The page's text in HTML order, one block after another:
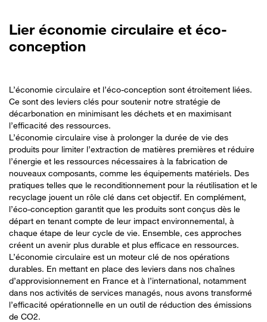
Lier économie circulaire et éco-
conception
L’économie circulaire et l’éco-conception sont étroitement liées.
Ce sont des leviers clés pour soutenir notre stratégie de
décarbonation en minimisant les déchets et en maximisant
l’efficacité des ressources.
L’économie circulaire vise à prolonger la durée de vie des
produits pour limiter l’extraction de matières premières et réduire
l’énergie et les ressources nécessaires à la fabrication de
nouveaux composants, comme les équipements matériels. Des
pratiques telles que le reconditionnement pour la réutilisation et le
recyclage jouent un rôle clé dans cet objectif. En complément,
l’éco-conception garantit que les produits sont conçus dès le
départ en tenant compte de leur impact environnemental, à
chaque étape de leur cycle de vie. Ensemble, ces approches
créent un avenir plus durable et plus efficace en ressources.
L’économie circulaire est un moteur clé de nos opérations
durables. En mettant en place des leviers dans nos chaînes
d’approvisionnement en France et à l’international, notamment
dans nos activités de services managés, nous avons transformé
l’efficacité opérationnelle en un outil de réduction des émissions
de CO2.